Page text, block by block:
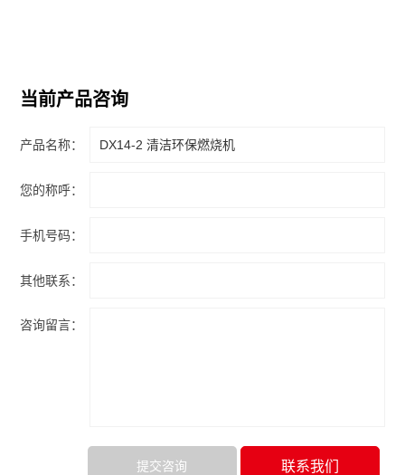
当前产品咨询
产品名称：
您的称呼：
手机号码：
其他联系：
咨询留言：
联系我们